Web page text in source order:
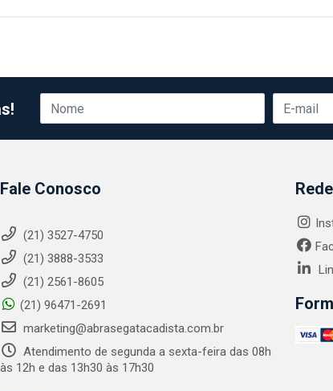
Fale Conosco
(21) 3527-4750
(21) 3888-3533
(21) 2561-8605
(21) 96471-2691
marketing@abrasegatacadista.com.br
Atendimento de segunda a sexta-feira das 08h
às 12h e das 13h30 às 17h30